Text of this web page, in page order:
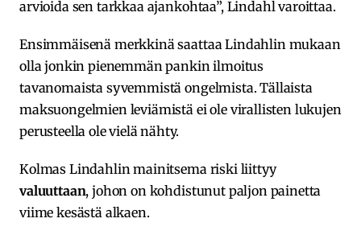
arvioida sen tarkkaa ajankohtaa”, Lindahl varoittaa.
Ensimmäisenä merkkinä saattaa Lindahlin mukaan
olla jonkin pienemmän pankin ilmoitus
tavanomaista syvemmistä ongelmista. Tällaista
maksuongelmien leviämistä ei ole virallisten lukujen
perusteella ole vielä nähty.
Kolmas Lindahlin mainitsema riski liittyy
valuuttaan, johon on kohdistunut paljon painetta
viime kesästä alkaen.